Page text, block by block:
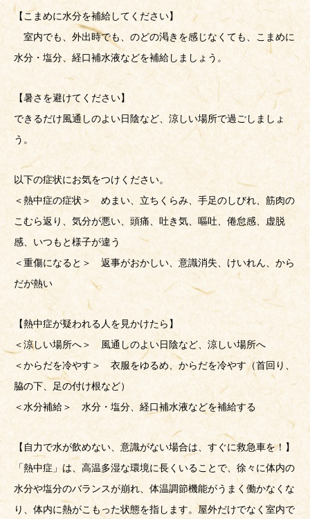
【こまめに水分を補給してください】
室内でも、外出時でも、のどの渇きを感じなくても、こまめに
水分・塩分、経口補水液などを補給しましょう。
【暑さを避けてください】
できるだけ風通しのよい日陰など、涼しい場所で過ごしましょ
う。
以下の症状にお気をつけください。
＜熱中症の症状＞ めまい、立ちくらみ、手足のしびれ、筋肉の
こむら返り、気分が悪い、頭痛、吐き気、嘔吐、倦怠感、虚脱
感、いつもと様子が違う
＜重傷になると＞ 返事がおかしい、意識消失、けいれん、から
だが熱い
【熱中症が疑われる人を見かけたら】
＜涼しい場所へ＞ 風通しのよい日陰など、涼しい場所へ
＜からだを冷やす＞ 衣服をゆるめ、からだを冷やす（首回り、
脇の下、足の付け根など）
＜水分補給＞ 水分・塩分、経口補水液などを補給する
【自力で水が飲めない、意識がない場合は、すぐに救急車を！】
「熱中症」は、高温多湿な環境に長くいることで、徐々に体内の
水分や塩分のバランスが崩れ、体温調節機能がうまく働かなくな
り、体内に熱がこもった状態を指します。屋外だけでなく室内で